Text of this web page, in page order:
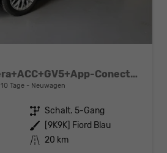
Style 95PS Kamera+ACC+GV5+App-Conect+Sitzheizung+ParkPilot hinten
10 Tage Neuwagen
Getriebe Schalt. 5-Gang
Außenfarbe
[9K9K] Fiord Blau
Kilometerstand 20 km